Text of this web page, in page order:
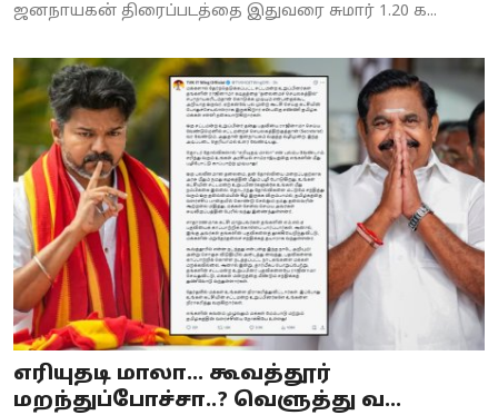
ஜனநாயகன் திரைப்படத்தை இதுவரை சுமார் 1.20 க...
எரியுதடி மாலா... கூவத்தூர்
மறந்துப்போச்சா..? வெளுத்து வ...